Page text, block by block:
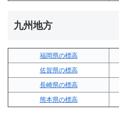
九州地方
福岡県の標高
佐賀県の標高
長崎県の標高
熊本県の標高